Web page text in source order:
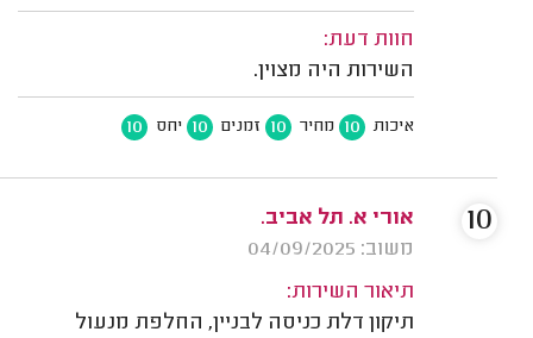
חוות דעת:
השירות היה מצוין.
איכות 10 מחיר 10 זמנים 10 יחס 10
אורי א. תל אביב.
משוב: 04/09/2025
תיאור השירות:
תיקון דלת כניסה לבניין, החלפת מנעול
10